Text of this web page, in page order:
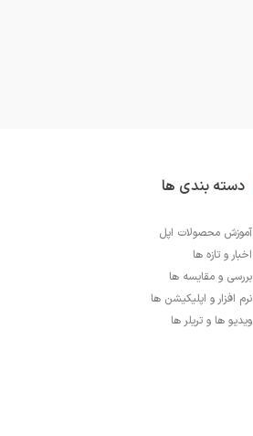
دسته بندی ها
آموزش محصولات اپل
اخبار و تازه ها
بررسی و مقایسه ها
نرم افزار و اپلیکیشن ها
ویدیو ها و تریلر ها